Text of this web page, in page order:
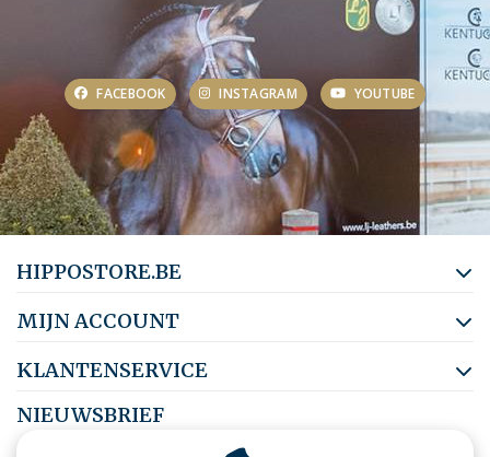
FACEBOOK INSTAGRAM YOUTUBE
HIPPOSTORE.BE
MIJN ACCOUNT
KLANTENSERVICE
NIEUWSBRIEF
Abonneer je op onze nieuwsbrief om op de hoogte te blijven.